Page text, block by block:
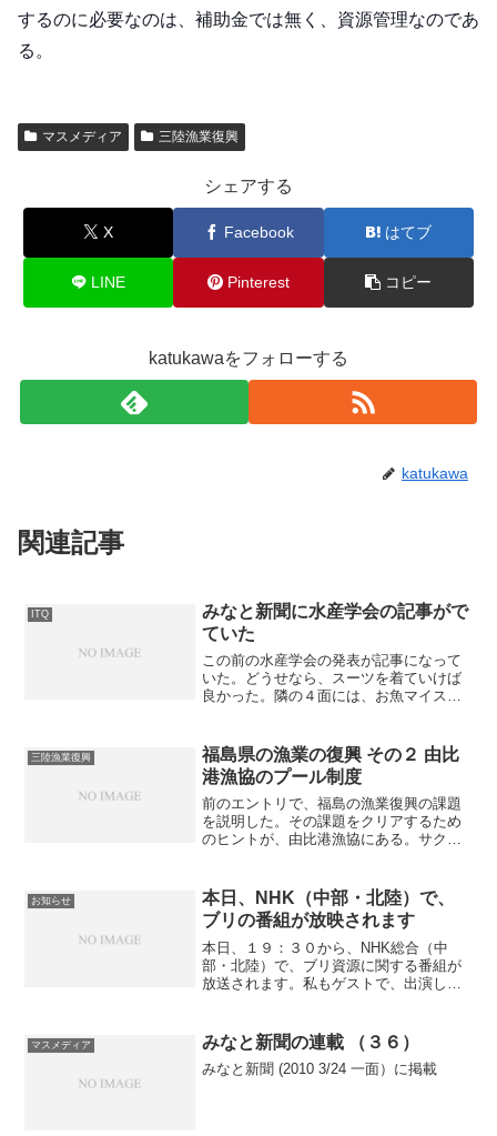
するのに必要なのは、補助金では無く、資源管理なのであ
る。
マスメディア 三陸漁業復興
シェアする
X Facebook はてブ
LINE Pinterest コピー
katukawaをフォローする
katukawa
関連記事
ITQ
みなと新聞に水産学会の記事がで
ていた
この前の水産学会の発表が記事になって
いた。どうせなら、スーツを着ていけば
良かった。隣の４面には、お魚マイスタ
で、少し差をつけられてしまった。発表
内容については、こちらで見...
三陸漁業復興
福島県の漁業の復興 その２ 由比
港漁協のプール制度
前のエントリで、福島の漁業復興の課題
を説明した。その課題をクリアするため
のヒントが、由比港漁協にある。サクラ
よう。サクラエビは、昼間は水深２００
－３００ｍに分布している...
お知らせ
本日、NHK（中部・北陸）で、
ブリの番組が放映されます
本日、１９：３０から、NHK総合（中
部・北陸）で、ブリ資源に関する番組が
放送されます。私もゲストで、出演しま
可能な方は、ぜひご覧下さい。富山湾の
冬の味覚といえば「寒ブリ...
マスメディア みなと新聞の連載 （３６）
みなと新聞 (2010 3/24 一面）に掲載